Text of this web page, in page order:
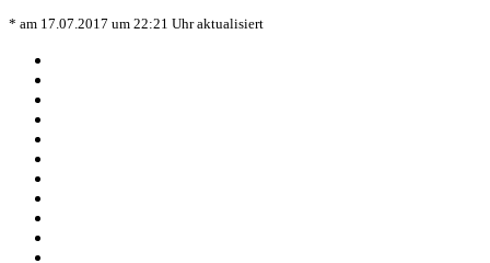
* am 17.07.2017 um 22:21 Uhr aktualisiert